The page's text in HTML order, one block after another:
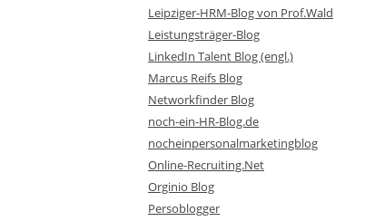
Leipziger-HRM-Blog von Prof.Wald
Leistungsträger-Blog
LinkedIn Talent Blog (engl.)
Marcus Reifs Blog
Networkfinder Blog
noch-ein-HR-Blog.de
nocheinpersonalmarketingblog
Online-Recruiting.Net
Orginio Blog
Persoblogger